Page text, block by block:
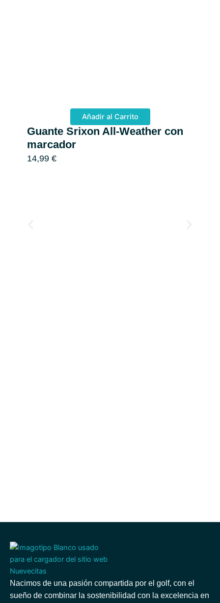
Añadir al Carrito
Guante Srixon All-Weather con
marcador
14,99 €
Nacimos de una pasión compartida por el golf, con el
sueño de combinar la sostenibilidad con la excelencia en